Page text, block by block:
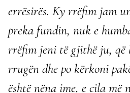
errësirës. Ky rrëfim jam
preka fundin, nuk e
rrëfim jeni të gjithë ju, që
rrugën dhe po kërkoni
është nëna ime, e cila më